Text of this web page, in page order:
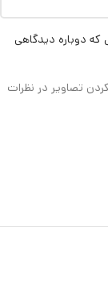
که دوباره دیدگاهی
تصاویر در نظرات